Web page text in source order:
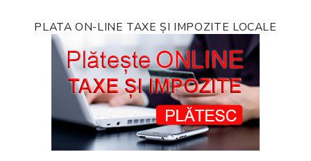
PLATA ON-LINE TAXE ȘI IMPOZITE LOCALE